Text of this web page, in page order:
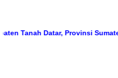
Datar, Provinsi Sumatera Barat